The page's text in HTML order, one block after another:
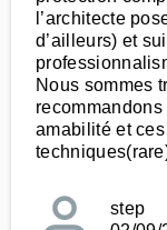
l’architecte
d’ailleurs) et
Nous sommes
amabilité et
step